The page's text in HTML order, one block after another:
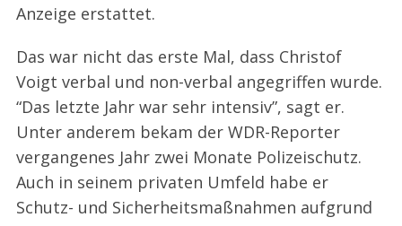
Anzeige erstattet.
Das war nicht das erste Mal, dass Christof
Voigt verbal und non-verbal angegriffen wurde.
“Das letzte Jahr war sehr intensiv”, sagt er.
Unter anderem bekam der WDR-Reporter
vergangenes Jahr zwei Monate Polizeischutz.
Auch in seinem privaten Umfeld habe er
Schutz- und Sicherheitsmaßnahmen aufgrund
S
e
r
c
h
f